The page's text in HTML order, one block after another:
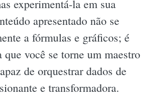
experimentá-la em sua
apresentado não se
a fórmulas e gráficos; é
você se torne um maestro
de orquestrar dados de
e transformadora.